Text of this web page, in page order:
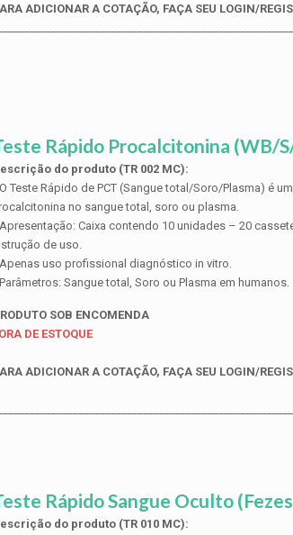
ADICIONAR A COTAÇÃO, FAÇA SEU LOGIN/
Rápido Procalcitonina (WB/
do produto (TR 002 MC):
O Teste Rápido de PCT (Sangue total/Soro/Plasma) é
no sangue total, soro ou plasma.
Apresentação: Caixa contendo 10 unidades – 20
de uso.
Apenas uso profissional diagnóstico in vitro.
Parâmetros: Sangue total, Soro ou Plasma em humanos.
SOB ENCOMENDA
DE ESTOQUE
ADICIONAR A COTAÇÃO, FAÇA SEU LOGIN/
Rápido Sangue Oculto
do produto (TR 010 MC):